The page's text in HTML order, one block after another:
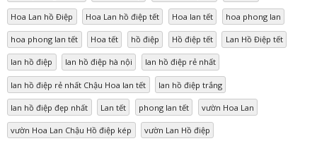
Hoa Lan hồ Điệp Hoa Lan hồ điệp tết Hoa lan tết hoa phong lan
hoa phong lan tết Hoa tết hồ điệp Hồ điệp tết Lan Hồ Điệp tết
lan hồ điệp lan hồ điệp hà nội lan hồ điệp rẻ nhất
lan hồ điệp rẻ nhất Chậu Hoa lan tết lan hồ điệp trắng
lan hồ điệp đẹp nhất Lan tết phong lan tết vườn Hoa Lan
vườn Hoa Lan Chậu Hồ điệp kép vườn Lan Hồ điệp